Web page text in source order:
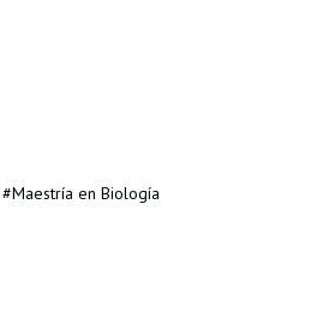
Maestría en Biología